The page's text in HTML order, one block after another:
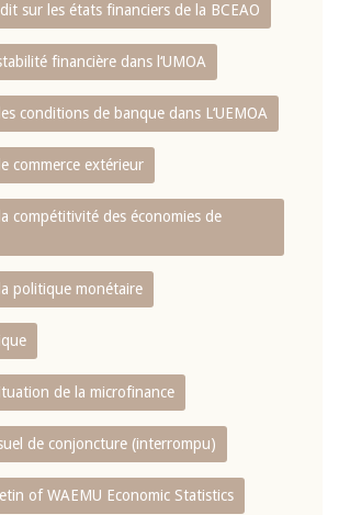
sur les états financiers de la BCEAO
financière dans l‘UMOA
conditions de banque dans L‘UEMOA
commerce extérieur
compétitivité des économies de
politique monétaire
de la microfinance
de conjoncture (interrompu)
of WAEMU Economic Statistics